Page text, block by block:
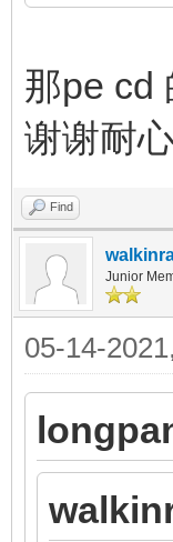
那pe cd
谢谢耐
Find
Junior
05-14-